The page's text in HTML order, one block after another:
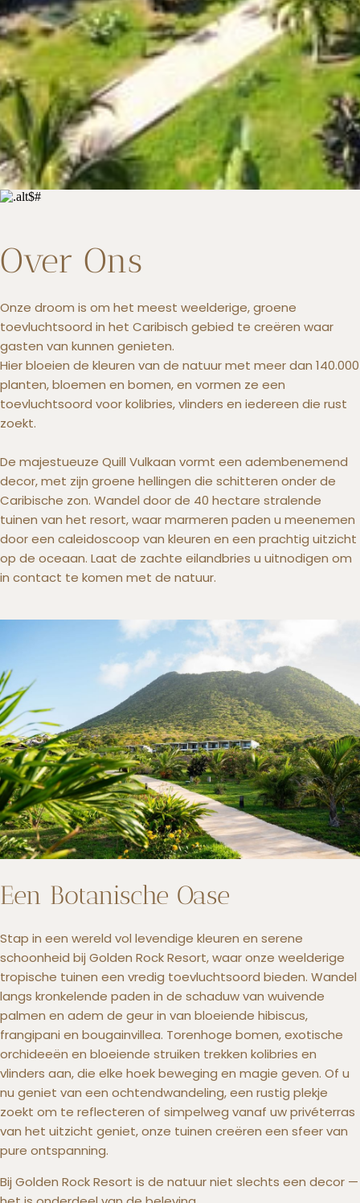
Over Ons
Onze droom is om het meest weelderige, groene
toevluchtsoord in het Caribisch gebied te creëren waar
gasten van kunnen genieten.
Hier bloeien de kleuren van de natuur met meer dan 140.000
planten, bloemen en bomen, en vormen ze een
toevluchtsoord voor kolibries, vlinders en iedereen die rust
zoekt.
De majestueuze Quill Vulkaan vormt een adembenemend
decor, met zijn groene hellingen die schitteren onder de
Caribische zon. Wandel door de 40 hectare stralende
tuinen van het resort, waar marmeren paden u meenemen
door een caleidoscoop van kleuren en een prachtig uitzicht
op de oceaan. Laat de zachte eilandbries u uitnodigen om
in contact te komen met de natuur.
Een Botanische Oase
Stap in een wereld vol levendige kleuren en serene
schoonheid bij Golden Rock Resort, waar onze weelderige
tropische tuinen een vredig toevluchtsoord bieden. Wandel
langs kronkelende paden in de schaduw van wuivende
palmen en adem de geur in van bloeiende hibiscus,
frangipani en bougainvillea. Torenhoge bomen, exotische
orchideeën en bloeiende struiken trekken kolibries en
vlinders aan, die elke hoek beweging en magie geven. Of u
nu geniet van een ochtendwandeling, een rustig plekje
zoekt om te reflecteren of simpelweg vanaf uw privéterras
van het uitzicht geniet, onze tuinen creëren een sfeer van
pure ontspanning.
Bij Golden Rock Resort is de natuur niet slechts een decor —